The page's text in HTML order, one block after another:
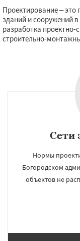
Проектирование – это
зданий и сооружений
разработка
строительно-
Сети
Нормы
Богородском
объектов не